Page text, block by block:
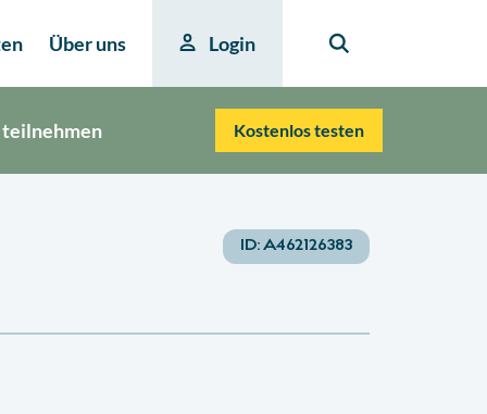
Über uns Login
teilnehmen Kostenlos testen
ID:A462126383